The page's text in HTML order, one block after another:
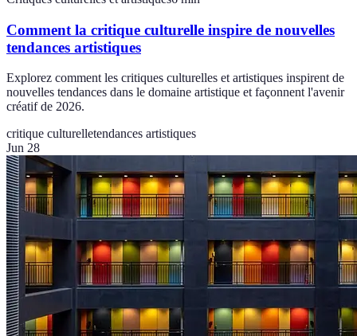
Comment la critique culturelle inspire de nouvelles
tendances artistiques
Explorez comment les critiques culturelles et artistiques inspirent de
nouvelles tendances dans le domaine artistique et façonnent l'avenir
créatif de 2026.
critique culturelletendances artistiques
Jun 28